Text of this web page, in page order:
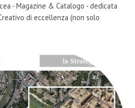
- Magazine & Catalogo - dedicata
di eccellenza (non solo